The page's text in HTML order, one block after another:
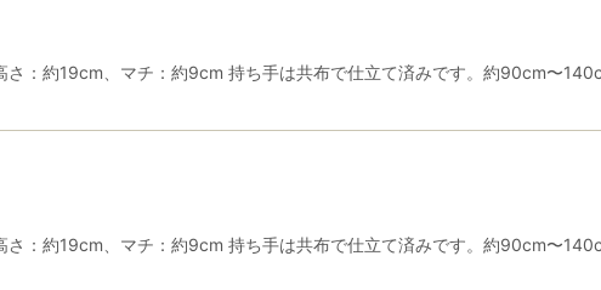
約19cm、マチ：約9cm 持ち手は共布で仕立て済みです。約90cm〜
約19cm、マチ：約9cm 持ち手は共布で仕立て済みです。約90cm〜